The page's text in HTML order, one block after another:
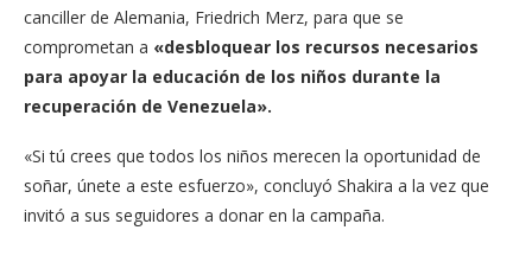
canciller de Alemania, Friedrich Merz, para que se
comprometan a «desbloquear los recursos necesarios
para apoyar la educación de los niños durante la
recuperación de Venezuela».
«Si tú crees que todos los niños merecen la oportunidad de
soñar, únete a este esfuerzo», concluyó Shakira a la vez que
invitó a sus seguidores a donar en la campaña.